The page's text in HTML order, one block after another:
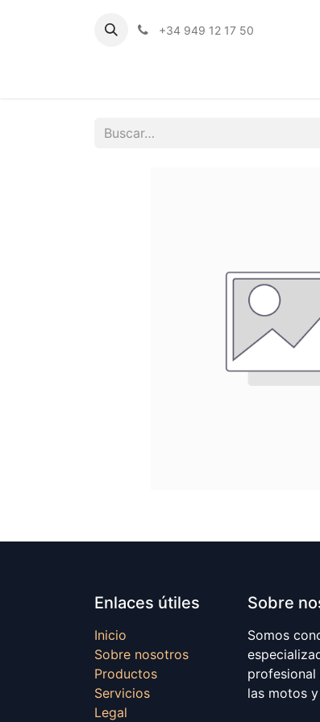
+34 949 12 17 50
Enlaces útiles
Inicio
Sobre nosotros
Productos
Servicios
Legal
Sobre
Somos
las motos